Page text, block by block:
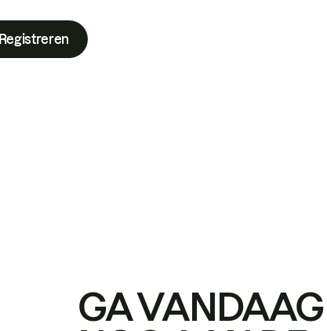
Registreren
GA VANDAAG